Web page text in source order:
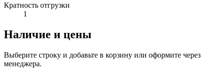
Кратность отгрузки
1
Наличие и цены
Выберите строку и добавьте в корзину или оформите через
менеджера.